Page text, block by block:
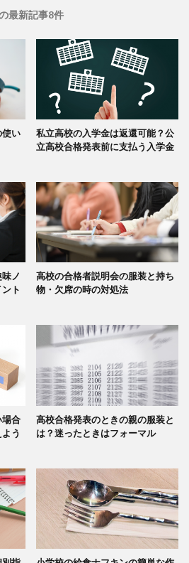
最新記事8件
使い
私立高校の入学金は返還可能？公
立高校合格発表前に支払う入学金
ノ
ト
高校の合格者説明会の服装と持ち
物・欠席の時の対処法
場合
う
高校合格発表のときの親の服装と
は？迷ったときはフォーマル